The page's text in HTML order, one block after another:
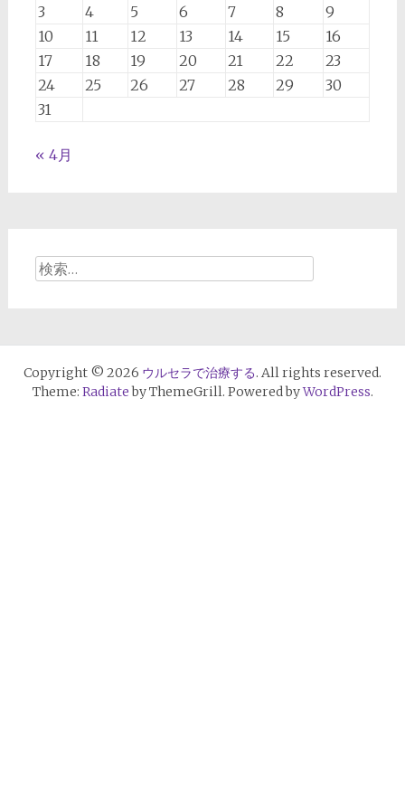
後
起
こ
り
う
た
す
る
み
予
防
3 4 5 6 7 8
9
10
11 12 13 14 15
16
17
18 19 20 21 22
23
24
25 26 27 28 29
30
31
« 4月
検
Copyright © 2026 ウルセラで治療する. All rights reserved.
Theme: Radiateby ThemeGrill. Powered byWordPress.